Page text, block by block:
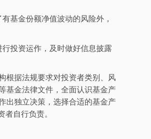
基金份额净值波动的风险外，
行投资运作 ，及时做好信息披露
根据法规要求对投资者类别、风
基金法律文件，全面认识基金产
出独立决策，选择合适的基金产
自行负责。